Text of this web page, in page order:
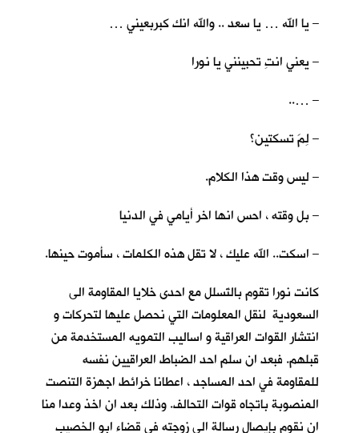
– يا الله … يا سعد .. والله انك كبربعيني …
– يعني انتِ تحبينني يا نورا
– …..
– لِمَ تسكتين؟
– ليس وقت هذا الكلام.
– بل وقته ، احس انها اخر أيامي في الدنيا
– اسكت.. الله عليك ، لا تقل هذه الكلمات ، سأموت حينها.
كانت نورا تقوم بالتَسلل مع احدى خلايا المقاومة الى
السعودية لنقل المعلومات التي نحصل عليها لتحركات و
انتشار القوات العراقية و اساليب التمويه المستخدمة من
قبلهم. فبعد ان سلم احد الضباط العراقيين نفسه
للمقاومة في احد المساجد ، اعطانا خرائط اجهزة التنصت
المنصوبة باتجاه قوات التحالف. وذلك بعد ان اخذ وعدا منا
ان نقوم بإيصال رسالة الى زوجته في قضاء ابو الخصيب